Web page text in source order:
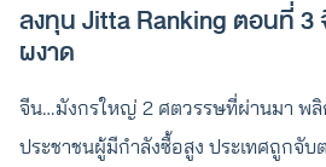
ลงทุน Jitta Ranking ตอนที่
ผงาด
จีน…มังกรใหญ่ 2 ศตวรรษที่ผ่านมา พลิ
ประชาชนผู้มีกำลังซื้อสูง ประเทศถูกจั